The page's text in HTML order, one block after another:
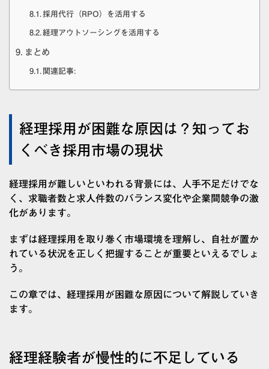
採用代行（RPO）を活用する
経理アウトソーシングを活用する
まとめ
関連記事:
経理採用が困難な原因は？知ってお
くべき採用市場の現状
経理採用が難しいといわれる背景には、人手不足だけでな
く、求職者数と求人件数のバランス変化や企業間競争の激
化があります。
まずは経理採用を取り巻く市場環境を理解し、自社が置か
れている状況を正しく把握することが重要といえるでしょ
う。
この章では、経理採用が困難な原因について解説していき
ます。
経理経験者が慢性的に不足している